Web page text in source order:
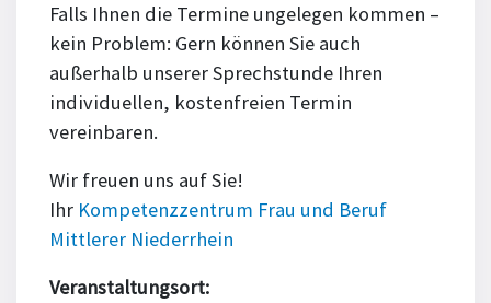
Falls Ihnen die Termine ungelegen kommen –
kein Problem: Gern können Sie auch
außerhalb unserer Sprechstunde Ihren
individuellen, kostenfreien Termin
vereinbaren.
Wir freuen uns auf Sie!
Ihr Kompetenzzentrum Frau und Beruf
Mittlerer Niederrhein
Veranstaltungsort: